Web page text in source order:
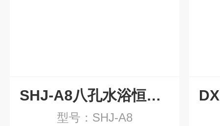
SHJ-A8八孔水浴恒温磁力搅拌器
型号：SHJ-A8